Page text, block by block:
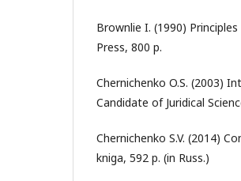
Brownlie I. (1990)
Press, 800 p.
Chernichenko O.S. (2003)
Candidate of Juridical
Chernichenko S.V. (2014)
kniga, 592 p. (in Russ.)